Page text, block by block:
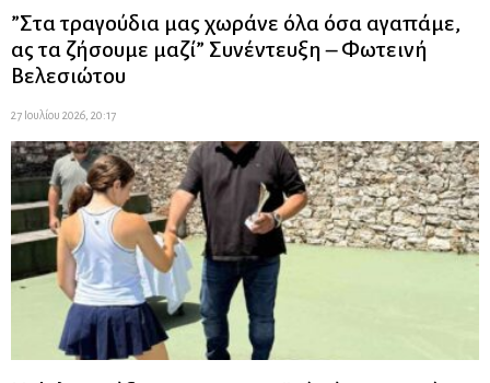
”Στα τραγούδια μας χωράνε όλα όσα αγαπάμε,
ας τα ζήσουμε μαζί” Συνέντευξη – Φωτεινή
Βελεσιώτου
27 Ιουλίου 2026, 20:17